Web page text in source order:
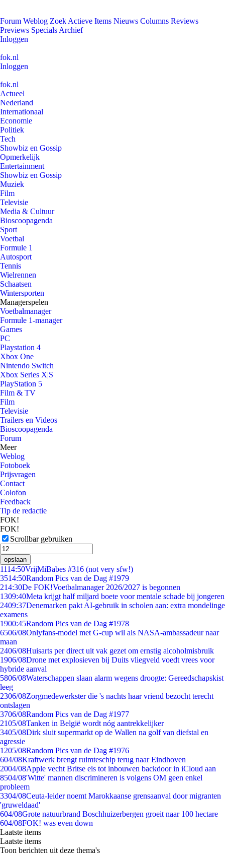
Forum Weblog Zoek Actieve Items Nieuws Columns Reviews
Previews Specials Archief
Inloggen
fok.nl
Inloggen
fok.nl
Actueel
Nederland
Internationaal
Economie
Politiek
Tech
Showbiz en Gossip
Opmerkelijk
Entertainment
Showbiz en Gossip
Muziek
Film
Televisie
Media & Cultuur
Bioscoopagenda
Sport
Voetbal
Formule 1
Autosport
Tennis
Wielrennen
Schaatsen
Wintersporten
Managerspelen
Voetbalmanager
Formule 1-manager
Games
PC
Playstation 4
Xbox One
Nintendo Switch
Xbox Series X|S
PlayStation 5
Film & TV
Film
Televisie
Trailers en Videos
Bioscoopagenda
Forum
Meer
Weblog
Fotoboek
Prijsvragen
Contact
Colofon
Feedback
Tip de redactie
FOK!
FOK!
Scrollbar gebruiken
opslaan
1114:50VrijMiBabes #316 (not very sfw!)
3514:50Random Pics van de Dag #1979
214:30De FOK!Voetbalmanager 2026/2027 is begonnen
1309:40Meta krijgt half miljard boete voor mentale schade bij jongeren
2409:37Denemarken pakt AI-gebruik in scholen aan: extra mondelinge
examens
1900:45Random Pics van de Dag #1978
6506/08Onlyfans-model met G-cup wil als NASA-ambassadeur naar
maan
2406/08Huisarts per direct uit vak gezet om ernstig alcoholmisbruik
1906/08Drone met explosieven bij Duits vliegveld voedt vrees voor
hybride aanval
5806/08Waterschappen slaan alarm wegens droogte: Gereedschapskist
leeg
2306/08Zorgmedewerkster die 's nachts haar vriend bezocht terecht
ontslagen
3706/08Random Pics van de Dag #1977
2105/08Tanken in België wordt nóg aantrekkelijker
3405/08Dirk sluit supermarkt op de Wallen na golf van diefstal en
agressie
1205/08Random Pics van de Dag #1976
604/08Kraftwerk brengt ruimteschip terug naar Eindhoven
2004/08Apple vecht Britse eis tot inbouwen backdoor in iCloud aan
8504/08'Witte' mannen discrimineren is volgens OM geen enkel
probleem
3304/08Ceuta-leider noemt Marokkaanse grensaanval door migranten
'gruweldaad'
604/08Grote natuurbrand Boschhuizerbergen groeit naar 100 hectare
604/08FOK! was even down
Laatste items
Laatste items
Toon berichten uit deze thema's